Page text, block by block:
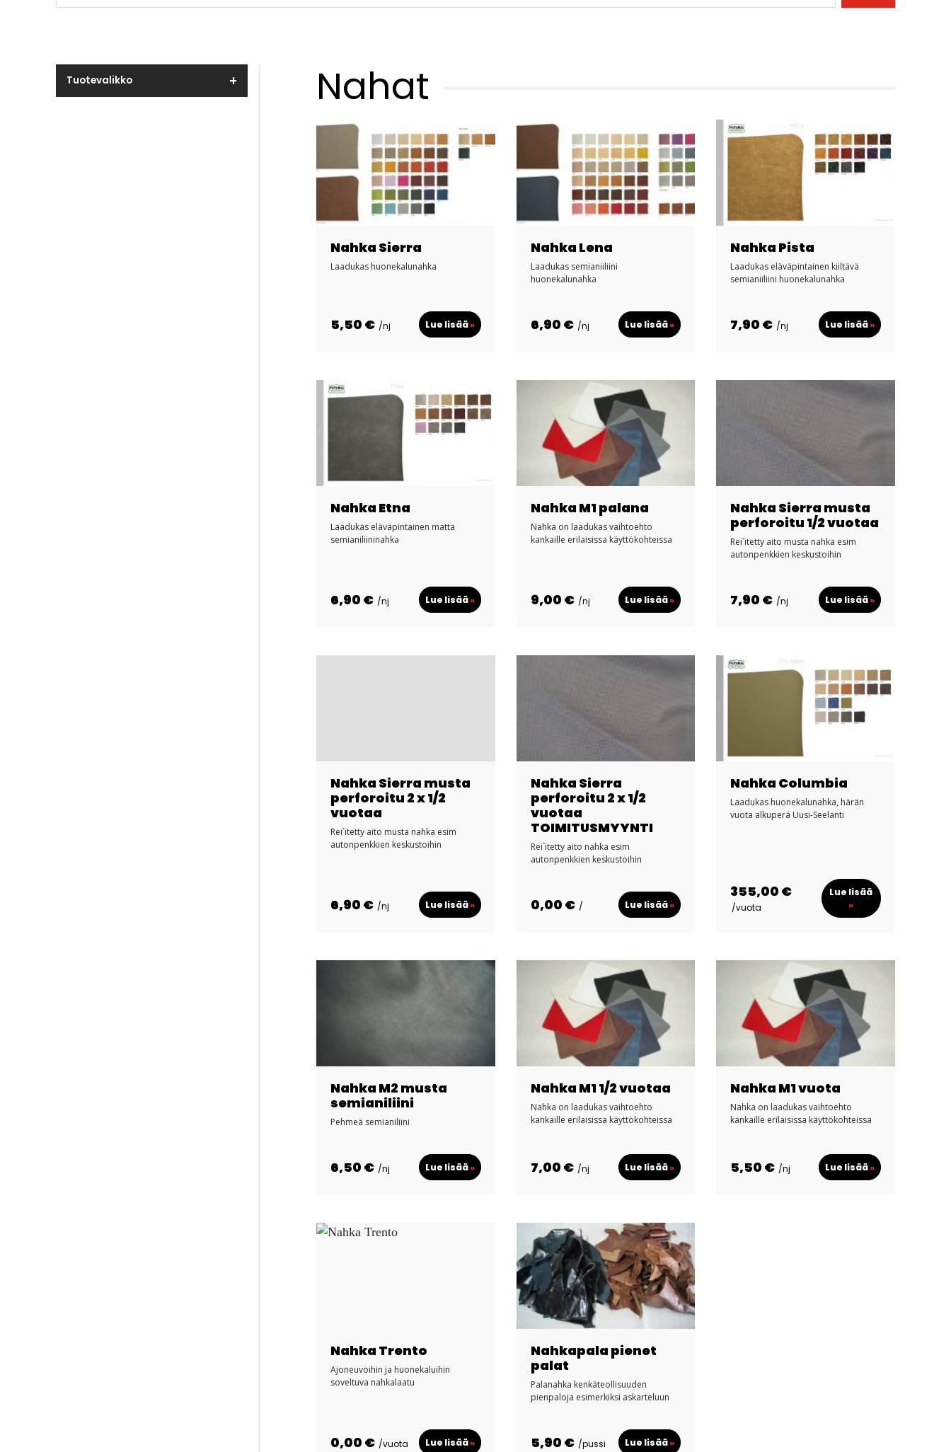
Tuotevalikko Nahat
Nahka Sierra
Laadukas huonekalunahka
5,50 € /nj Lue lisää»
Nahka Lena
Laadukas semianiiliini
huonekalunahka
6,90 € /nj Lue lisää»
Nahka Pista
Laadukas eläväpintainen kiiltävä
semianiiliini huonekalunahka
7,90 € /nj Lue lisää»
Nahka Etna
Laadukas eläväpintainen matta
semianiliininahka
6,90 € /nj Lue lisää»
Nahka M1 palana
Nahka on laadukas vaihtoehto
kankaille erilaisissa käyttökohteissa
9,00 € /nj Lue lisää»
Nahka Sierra musta
perforoitu 1/2 vuotaa
Rei`itetty aito musta nahka esim
autonpenkkien keskustoihin
7,90 € /nj Lue lisää»
Nahka Sierra musta
perforoitu 2 x 1/2
vuotaa
Rei`itetty aito musta nahka esim
autonpenkkien keskustoihin
6,90 € /nj Lue lisää»
Nahka Sierra
perforoitu 2 x 1/2
vuotaa
TOIMITUSMYYNTI
Rei`itetty aito nahka esim
autonpenkkien keskustoihin
0,00 € / Lue lisää»
Nahka Columbia
Laadukas huonekalunahka, härän
vuota alkuperä Uusi-Seelanti
355,00 €
/vuota
Lue lisää
»
Nahka M2 musta
semianiliini
Pehmeä semianiliini
6,50 € /nj Lue lisää»
Nahka M1 1/2 vuotaa
Nahka on laadukas vaihtoehto
kankaille erilaisissa käyttökohteissa
7,00 € /nj Lue lisää»
Nahka M1 vuota
Nahka on laadukas vaihtoehto
kankaille erilaisissa käyttökohteissa
5,50 € /nj Lue lisää»
Nahka Trento
Ajoneuvoihin ja huonekaluihin
soveltuva nahkalaatu
0,00 € /vuota Lue lisää»
Nahkapala pienet
palat
Palanahka kenkäteollisuuden
pienpaloja esimerkiksi askarteluun
5,90 € /pussi Lue lisää»